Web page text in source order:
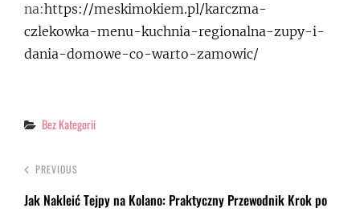
na:https://meskimokiem.pl/karczma-
czlekowka-menu-kuchnia-regionalna-zupy-i-
dania-domowe-co-warto-zamowic/
Categories
Bez Kategorii
PREVIOUS
Jak Nakleić Tejpy na Kolano: Praktyczny Przewodnik Krok po